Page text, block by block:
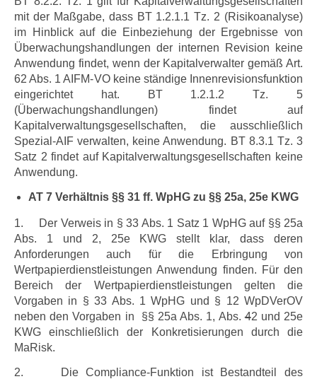
mit der Maßgabe, dass BT 1.2.1.1 Tz. 2 (Risikoanalyse)
im Hinblick auf die Einbeziehung der Ergebnisse von
Überwachungshandlungen der internen Revision keine
Anwendung findet, wenn der Kapitalverwalter gemäß Art.
62 Abs. 1 AIFM-VO keine ständige Innenrevisionsfunktion
eingerichtet hat. BT 1.2.1.2 Tz. 5
(Überwachungshandlungen) findet auf
Kapitalverwaltungsgesellschaften, die ausschließlich
Spezial-AIF verwalten, keine Anwendung. BT 8.3.1 Tz. 3
Satz 2 findet auf Kapitalverwaltungsgesellschaften keine
Anwendung.
AT 7 Verhältnis §§ 31 ff. WpHG zu §§ 25a, 25e KWG
1. Der Verweis in § 33 Abs. 1 Satz 1 WpHG auf §§ 25a
Abs. 1 und 2, 25eKWG stellt klar, dassderen
Anforderungen auch für die Erbringung von
Wertpapierdienstleistungen Anwendung finden. Für den
Bereich der Wertpapierdienstleistungen gelten die
Vorgaben in § 33 Abs. 1 WpHG und § 12 WpDVerOV
neben den Vorgaben in §§ 25a Abs. 1, Abs.42 und 25e
KWG einschließlich der Konkretisierungen durch die
MaRisk.
2. Die Compliance-Funktion ist Bestandteil des